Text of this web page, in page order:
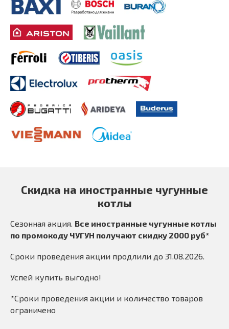
Скидка на иностранные чугунные
котлы
Сезонная акция. Все иностранные чугунные котлы
по промокоду ЧУГУН получают скидку 2000 руб*
Сроки проведения акции продлили до 31.08.2026.
Успей купить выгодно!
*Сроки проведения акции и количество товаров
ограничено